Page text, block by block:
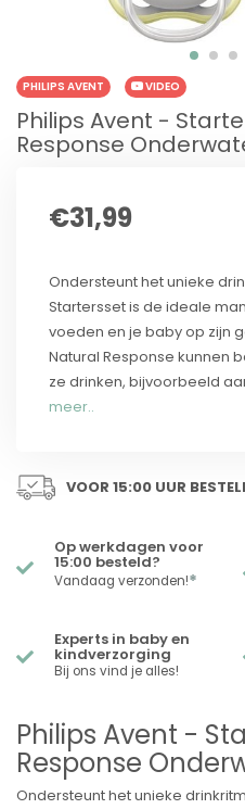
PHILIPS AVENT VIDEO
Philips Avent -
Response
€31,99
Ondersteunt het unieke
Startersset is de ideale
voeden en je baby op zijn
Natural Response kunnen
ze drinken, bijvoorbeeld
meer..
VOOR 15:00 UUR
Op werkdagen voor
15:00 besteld?
Vandaag verzonden!*
Experts in baby en
kindverzorging
Bij ons vind je alles!
Philips Avent -
Response
Ondersteunt het unieke